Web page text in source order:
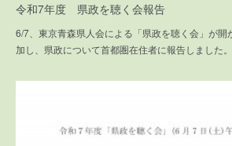
令和7年度 県政を聴く会報告
6/7、東京青森県人会による「県政を聴く会」が開
加し、県政について首都圏在住者に報告しました